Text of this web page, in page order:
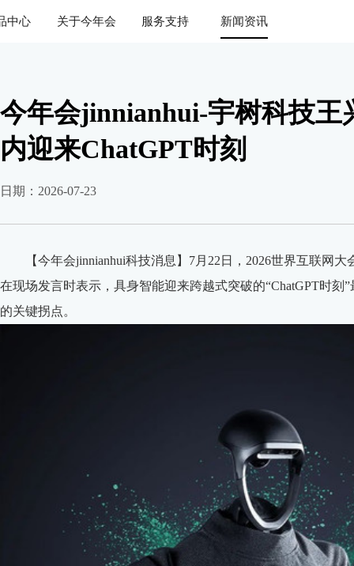
中心 关于今年会 服务支持 新闻资讯
今年会jinnianhui-宇树科技王
内迎来ChatGPT时刻
日期：2026-07-23
【今年会jinnianhui科技消息】7月22日，2026世界互联网大
在现场发言时表示，具身智能迎来跨越式突破的“ChatGPT时
的关键拐点。